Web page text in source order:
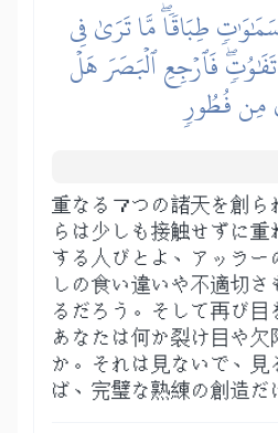
طِبَاقٗاۖ مَّا تَرَىٰ فِي
فَٱرۡجِعِ ٱلۡبَصَرَ هَلۡ
مِن فُطُورٖ
重なる７つの諸天を創ら
らは少しも接触せずに
する人びとよ、アッラー
しの食い違いや不適切さ
るだろう。そして再び目
あなたは何か裂け目や欠
か。それは見ないで、見
ば、完璧な熟練の創造だ